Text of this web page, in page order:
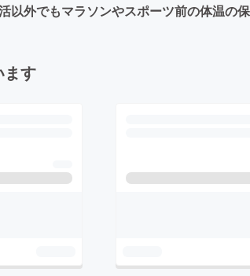
以外でもマラソンやスポーツ前の体温の
ます